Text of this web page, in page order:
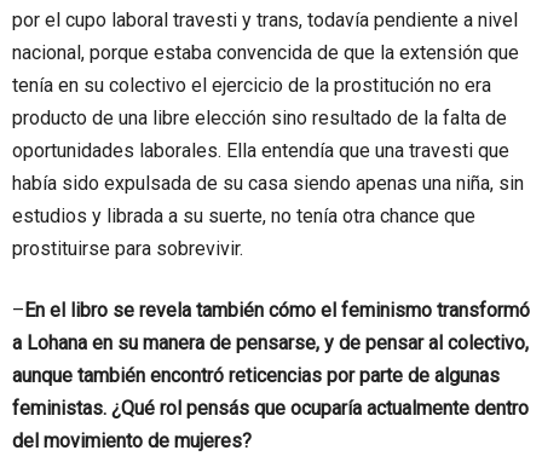
por el cupo laboral travesti y trans, todavía pendiente a nivel
nacional, porque estaba convencida de que la extensión que
tenía en su colectivo el ejercicio de la prostitución no era
producto de una libre elección sino resultado de la falta de
oportunidades laborales. Ella entendía que una travesti que
había sido expulsada de su casa siendo apenas una niña, sin
estudios y librada a su suerte, no tenía otra chance que
prostituirse para sobrevivir.
–En el libro se revela también cómo el feminismo transformó
a Lohana en su manera de pensarse, y de pensar al colectivo,
aunque también encontró reticencias por parte de algunas
feministas. ¿Qué rol pensás que ocuparía actualmente dentro
del movimiento de mujeres?